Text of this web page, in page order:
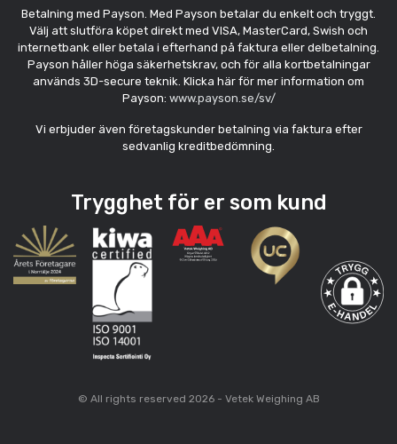
Betalning med Payson. Med Payson betalar du enkelt och tryggt.
Välj att slutföra köpet direkt med VISA, MasterCard, Swish och
internetbank eller betala i efterhand på faktura eller delbetalning.
Payson håller höga säkerhetskrav, och för alla kortbetalningar
används 3D-secure teknik. Klicka här för mer information om
Payson: www.payson.se/sv/
Vi erbjuder även företagskunder betalning via faktura efter
sedvanlig kreditbedömning.
Trygghet för er som kund
© All rights reserved 2026 - Vetek Weighing AB